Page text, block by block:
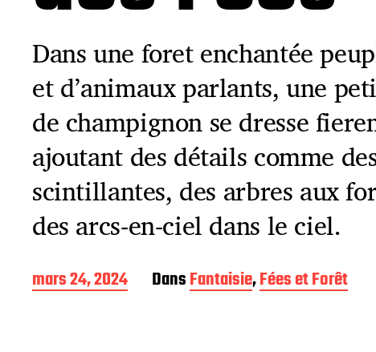
Dans une foret enchantée
et d’animaux parlants, une
de champignon se dresse
ajoutant des détails comme
scintillantes, des arbres aux
des arcs-en-ciel dans le ciel.
D
a
mars 24, 2024 DansFantaisie,Fées et Forêt